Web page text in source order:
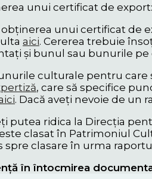
unui certificat de export:
unui certificat de
aici. Cererea trebuie
și bunul sau bunurile pe
culturale pentru
, care să specifice
. Dacă aveți nevoie de un
putea ridica la Direcția
clasat în Patrimoniul
clasare în urma
în întocmirea